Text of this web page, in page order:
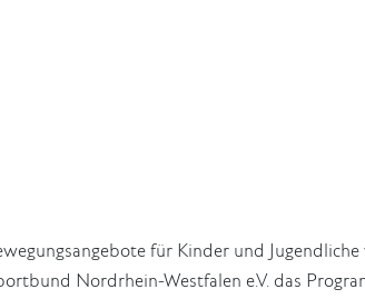
für Kinder und
Nordrhein-Westfalen e.V. das